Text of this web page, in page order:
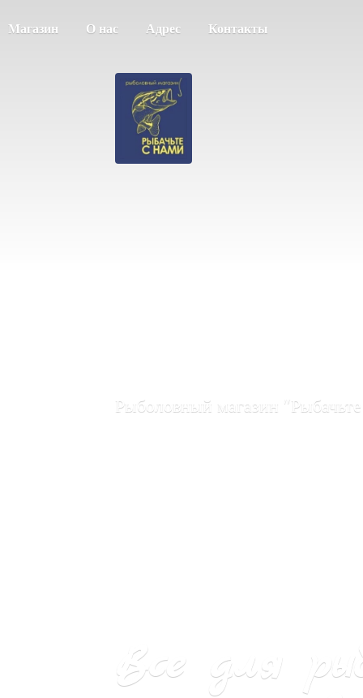
Магазин О нас Адрес Контакты
Все для
Рыболовный магазин